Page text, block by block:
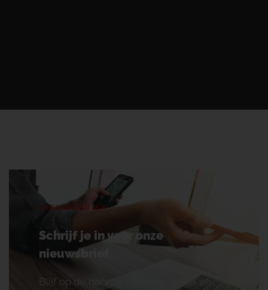
NIEUWSBRIEF
Schrijf je in voor onze
nieuwsbrief
Blijf op de hoogte van onze acties en